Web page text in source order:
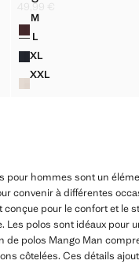
PULL-OVER POLO
MPULL-OVER POLO
L
PULL-OVER POLO
XLPULL-OVER POLO
XXLPULL-OVER POLO
Prix actuel [49,99 € ]
49,99 €
Couleurs
pour hommes sont un
convenir à différentes
conçue pour le confort et le
Les polos sont idéaux pour
de polos Mango Man
côtelées. Ces détails